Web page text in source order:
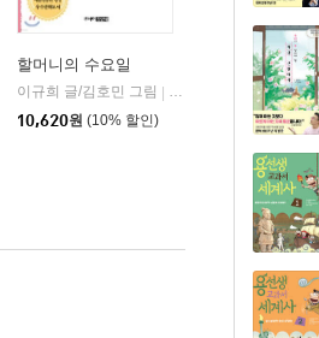
개암나무
할머니의 수요일
이규희 글/김호민 그림
주니어김영사
10,620원 (10% 할인)